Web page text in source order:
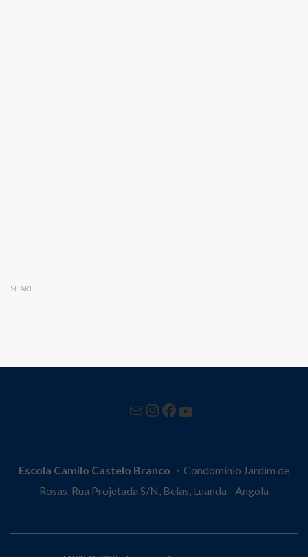
SHARE
MailInstagram
Facebook
YouTube
Escola Camilo Castelo Branco ・Condomínio Jardim de
Rosas, Rua Projetada S/N, Belas, Luanda - Angola